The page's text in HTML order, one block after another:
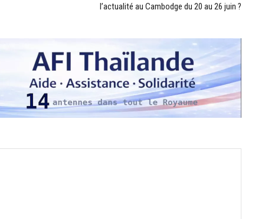
l’actualité au Cambodge du 20 au 26 juin ?